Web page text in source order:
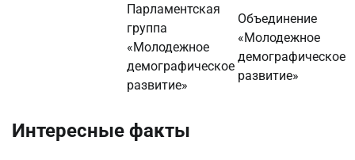
Парламентская
группа
«Молодежное
демографическое
развитие»
Объединение
«Молодежное
демографическое
развитие»
Интересные факты